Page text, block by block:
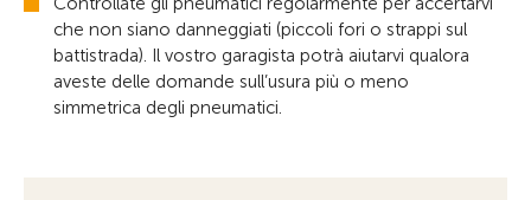
che non siano danneggiati (piccoli fori o strappi sul
battistrada). Il vostro garagista potrà aiutarvi qualora
aveste delle domande sull’usura più o meno
simmetrica degli pneumatici.